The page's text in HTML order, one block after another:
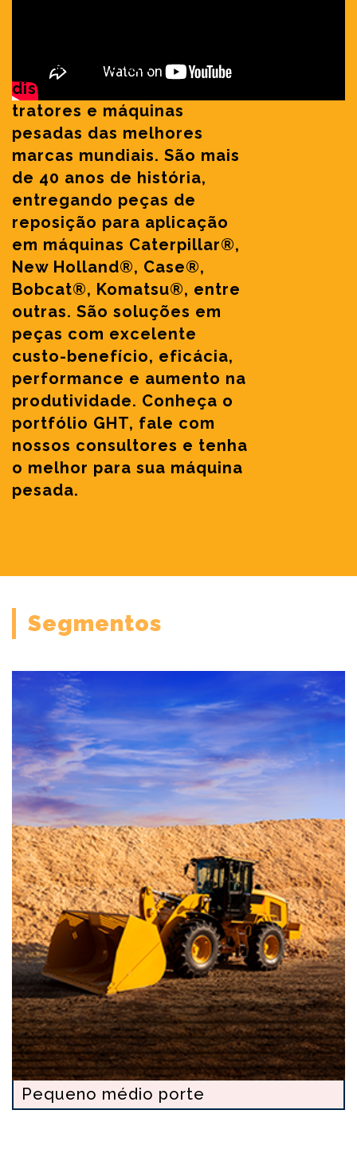
é referência em
distribuição de peças para
tratores e máquinas
pesadas das melhores
marcas mundiais. São mais
de 40 anos de história,
entregando peças de
reposição para aplicação
em máquinas Caterpillar®,
New Holland®, Case®,
Bobcat®, Komatsu®, entre
outras. São soluções em
peças com excelente
custo-benefício, eficácia,
performance e aumento na
produtividade. Conheça o
portfólio GHT, fale com
nossos consultores e tenha
o melhor para sua máquina
pesada.
Segmentos
Mineração